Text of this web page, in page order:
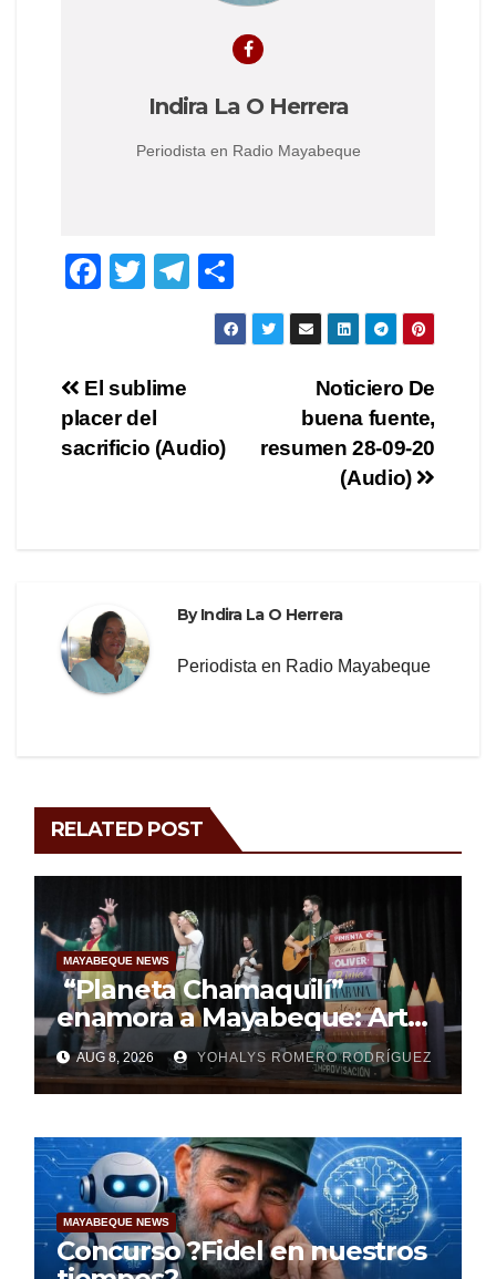
Indira La O Herrera
Periodista en Radio Mayabeque
F
e
b
o
T
er
T
el
m
h
ar
Post
navigation
Noticiero De
buena fuente,
resumen 28-09-20
(Audio)
El sublime
placer del
sacrificio (Audio)
ByIndira La O Herrera
Periodista en Radio Mayabeque
RELATED POST
MAYABEQUE NEWS
“Planeta Chamaquilí”
enamora a Mayabeque: Arte,
poesía y amor en la Semana
Mundial de la Lactancia
Materna
AUG 8, 2026 YOHALYS ROMERO RODRÍGUEZ
MAYABEQUE NEWS
Concurso ?Fidel en nuestros